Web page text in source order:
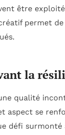
être
permet de
la
qualité
aspect se
défi surmonté